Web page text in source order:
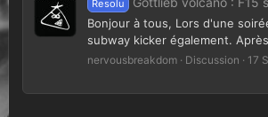
Resolu
Bonjour à tous, Lors d'une
subway kicker également.
nervousbreakdom Discussion 17